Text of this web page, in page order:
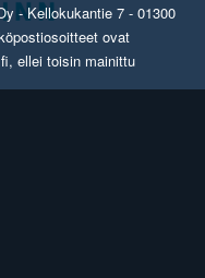
- Kellokukantie 7 - 01300
ovat
ellei toisin mainittu